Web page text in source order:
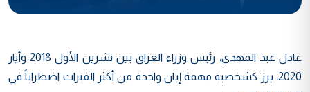
عادل عبد المهدي، رئيس وزراء العراق بين تشرين الأول 2018 وأيار
2020، برز كشخصية مهمة إبان واحدة من أكثر الفترات اضطراباً في